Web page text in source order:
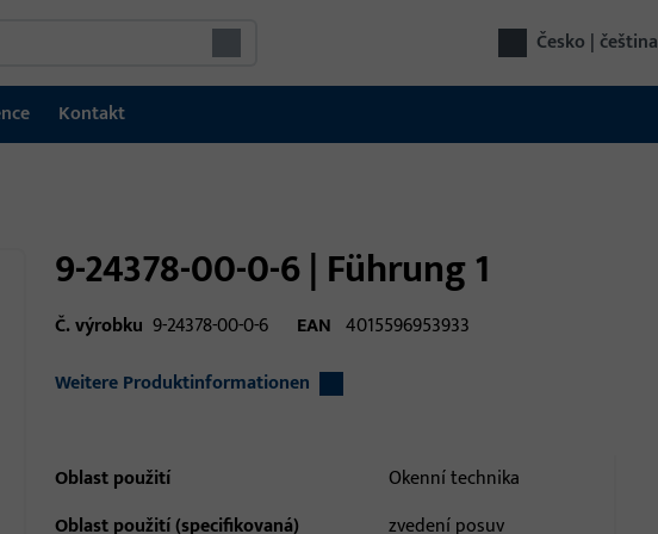
Česko | čeština
Kontakt
9-24378-00-0-6 | Führung 1
Č. výrobku 9-24378-00-0-6 EAN 4015596953933
Weitere Produktinformationen
Oblast použití
Okenní technika
Oblast použití (specifikovaná)
zvedení posuv